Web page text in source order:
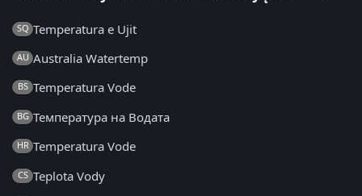
SQ Temperatura e Ujit
AU Australia Watertemp
BS Temperatura Vode
BG Температура на Водата
HR Temperatura Vode
CS Teplota Vody